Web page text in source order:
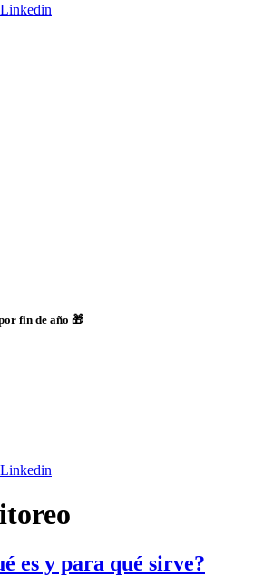
Linkedin
fin de año 🎁
Linkedin
es y para qué sirve?